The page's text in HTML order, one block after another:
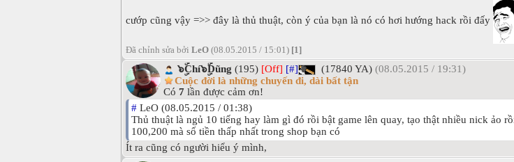
cướp cũng vậy =>> đây là thủ thuật, còn ý của bạn là nó có hơi hướng hack rồi đấy
Đã chỉnh sửa bởi LeO (08.05.2015 / 15:01) [1]
๖ۣۜChí๖ۣۜDũng (195) [Off] [#] (17840 YA) (08.05.2015 / 19:31)
Cuộc đời là những chuyến đi, dài bất tận
Có 7 lần được cảm ơn!
# LeO (08.05.2015 / 01:38)
Thủ thuật là ngủ 10 tiếng hay làm gì đó rồi bật game lên quay, tạo thật nhiều nick ảo
100,200 mà số tiền thấp nhất trong shop bạn có
Ít ra cũng có người hiểu ý mình,